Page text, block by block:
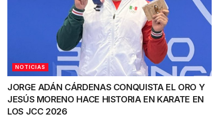
NOTICIAS
JORGE ADÁN CÁRDENAS CONQUISTA EL ORO Y
JESÚS MORENO HACE HISTORIA EN KARATE EN
LOS JCC 2026